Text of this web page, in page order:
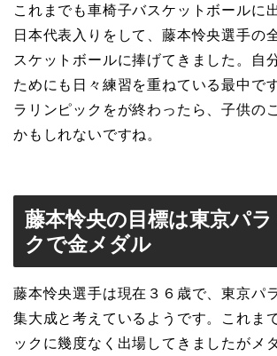
これまでも車椅子バスケットボールに
日本代表入りをして、藤本怜央選手の
スケットボールに捧げてきました。自
ためにも日々練習を重ねている最中で
ラリンピックをが終わったら、子供の
かもしれないですね。
藤本怜央の目標は東京パ
クで金メダル
藤本怜央選手は現在３６歳で、東京パ
集大成と考えているようです。これま
ックに幾度なく出場してきましたがメ